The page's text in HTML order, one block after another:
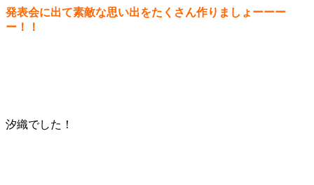
発表会に出て素敵な思い出をたくさん作りましょーーー
ー！！
汐織でした！